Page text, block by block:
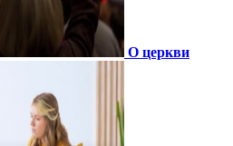
О церкви